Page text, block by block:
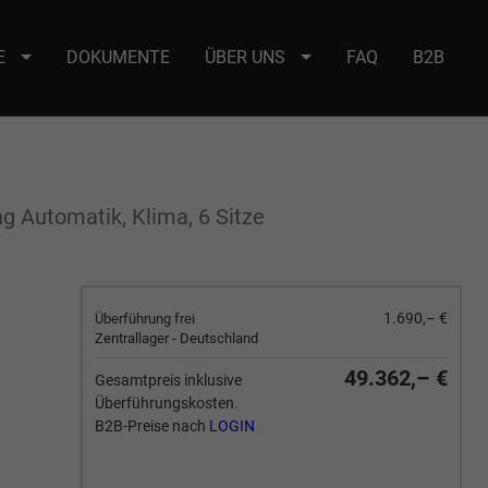
DOKUMENTE ÜBER UNS FAQ B2B
Automatik, Klima, 6 Sitze
Überführung frei
Zentrallager - Deutschland
1.690,– €
Gesamtpreis inklusive
Überführungskosten.
B2B-Preise nach LOGIN
49.362,– €